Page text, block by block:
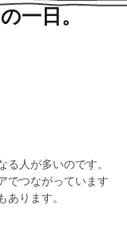
一日。
人が多いのです。
でつながっています
ります。